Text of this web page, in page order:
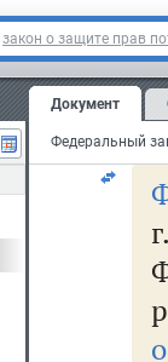
закон о защите прав
Документ